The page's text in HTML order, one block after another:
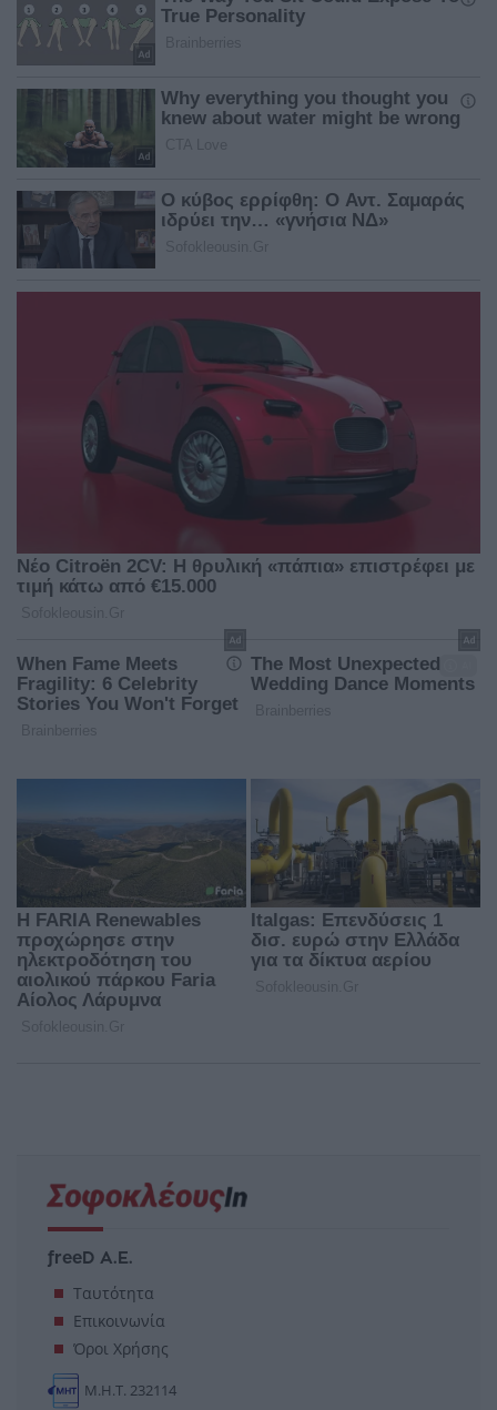
freeD Α.Ε.
Ταυτότητα
Επικοινωνία
Όροι Χρήσης
Μ.Η.Τ. 232114